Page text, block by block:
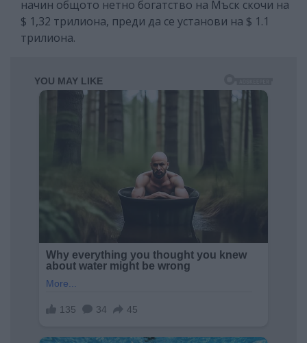
начин общото нетно богатство на Мъск скочи на
$ 1,32 трилиона, преди да се установи на $ 1.1
трилиона.